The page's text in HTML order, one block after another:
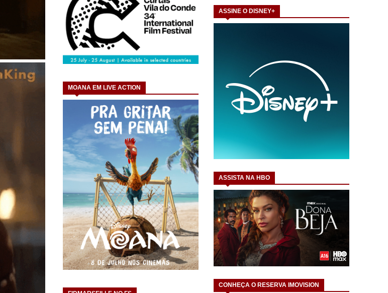
MOANA EM LIVE ACTION
ASSINE O DISNEY+
ASSISTA NA HBO
CONHEÇA O RESERVA IMOVISION